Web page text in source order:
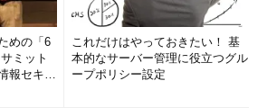
局については「特定認証業務」
墨付きを与えようというもの
この電子署名法については、
載の中で詳細に解説するつもり
めの「6
ミット
報セキュ
これだけはやっておきたい！ 基
本的なサーバー管理に役立つグル
ープポリシー設定